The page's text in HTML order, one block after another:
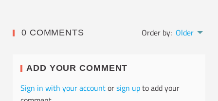
0 COMMENTS Order by: Older
ADD YOUR COMMENT
Sign in with your accountorsign upto add your